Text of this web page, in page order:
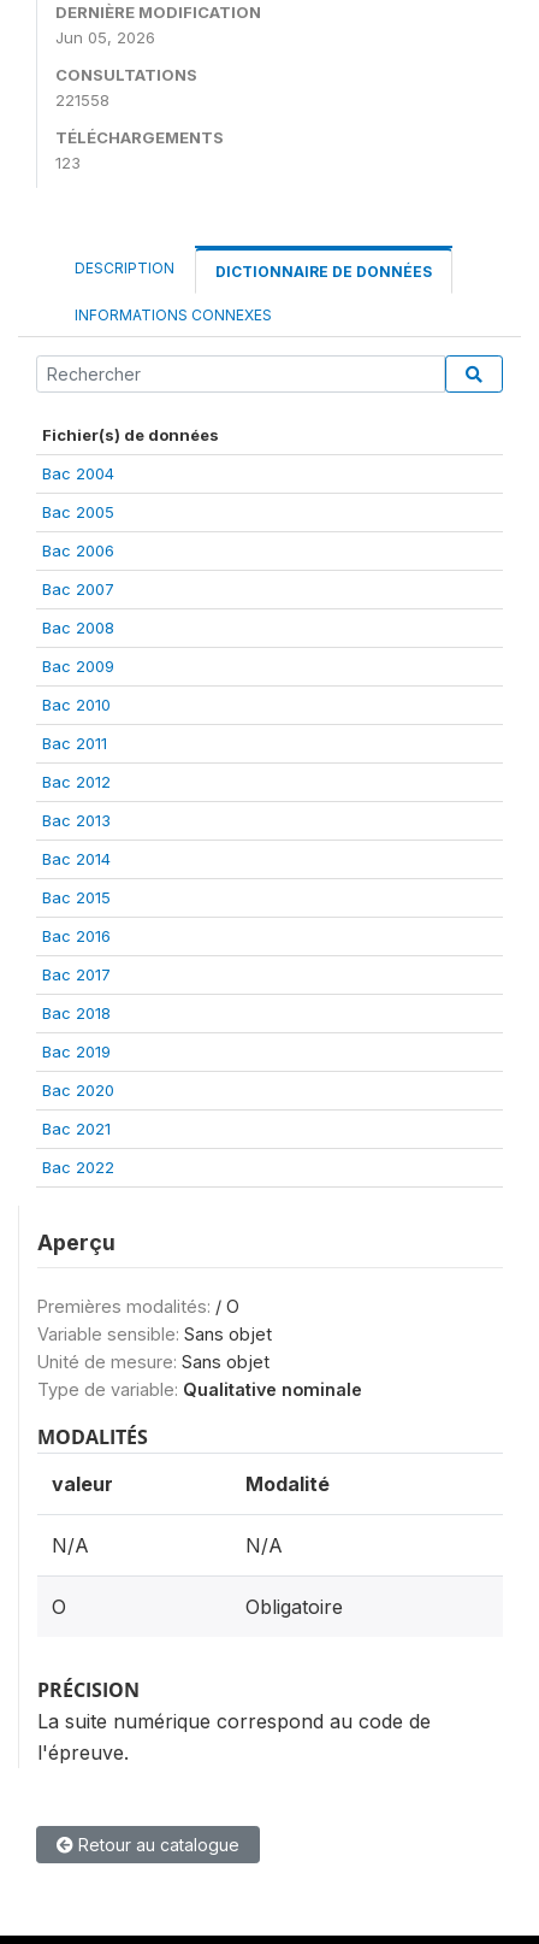
DERNIÈRE MODIFICATION
Jun 05, 2026
CONSULTATIONS
221558
TÉLÉCHARGEMENTS
123
DESCRIPTION DICTIONNAIRE DE DONNÉES
INFORMATIONS CONNEXES
Fichier(s) de données
Bac 2004
Bac 2005
Bac 2006
Bac 2007
Bac 2008
Bac 2009
Bac 2010
Bac 2011
Bac 2012
Bac 2013
Bac 2014
Bac 2015
Bac 2016
Bac 2017
Bac 2018
Bac 2019
Bac 2020
Bac 2021
Bac 2022
Aperçu
Premières modalités: / O
Variable sensible: Sans objet
Unité de mesure: Sans objet
Type de variable: Qualitative nominale
MODALITÉS
valeur Modalité
N/A N/A
O Obligatoire
PRÉCISION
La suite numérique correspond au code de
l'épreuve.
Retour au catalogue